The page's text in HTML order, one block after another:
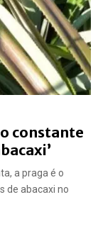
constante
a praga é o
de abacaxi no